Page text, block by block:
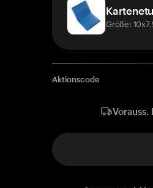
Größe:
Aktionscode